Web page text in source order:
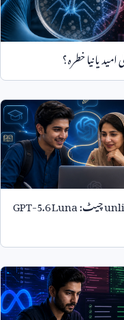
یا نیا خطرہ؟
چیٹ:GPT-5.6 Luna